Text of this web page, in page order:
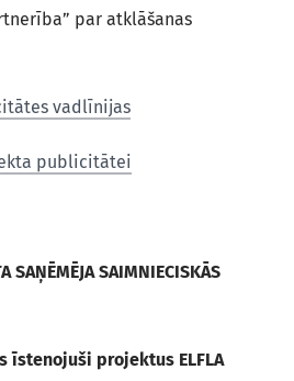
par atklāšanas
vadlīnijas
publicitātei
SAŅĒMĒJA SAIMNIECISKĀS
projektus ELFLA